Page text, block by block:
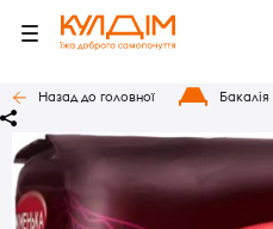
Назад до головної Бакалія